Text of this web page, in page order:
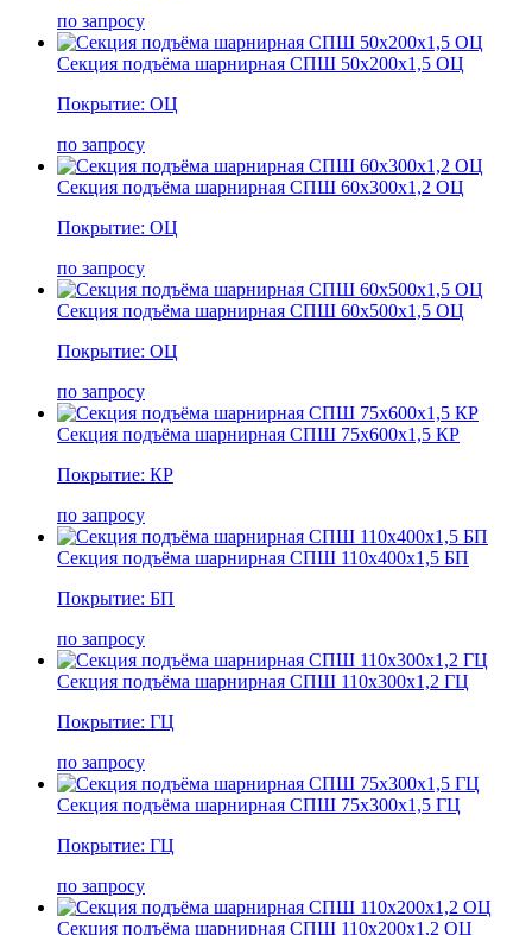
по запросу
Секция подъёма шарнирная СПШ 50х200х1,5 ОЦ
Покрытие: ОЦ
по запросу
Секция подъёма шарнирная СПШ 60х300х1,2 ОЦ
Покрытие: ОЦ
по запросу
Секция подъёма шарнирная СПШ 60х500х1,5 ОЦ
Покрытие: ОЦ
по запросу
Секция подъёма шарнирная СПШ 75х600х1,5 КР
Покрытие: КР
по запросу
Секция подъёма шарнирная СПШ 110х400х1,5 БП
Покрытие: БП
по запросу
Секция подъёма шарнирная СПШ 110х300х1,2 ГЦ
Покрытие: ГЦ
по запросу
Секция подъёма шарнирная СПШ 75х300х1,5 ГЦ
Покрытие: ГЦ
по запросу
Секция подъёма шарнирная СПШ 110х200х1,2 ОЦ